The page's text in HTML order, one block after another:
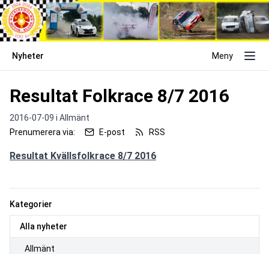
Nyheter Meny
Kategorier
Alla nyheter
Allmänt
Resultat Folkrace 8/7 2016
2016-07-09 i Allmänt
Prenumerera via:
E-post RSS
Resultat Kvällsfolkrace 8/7 2016